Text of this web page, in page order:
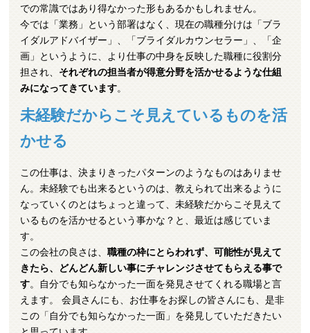
での常識ではあり得なかった形もあるかもしれません。
今では「業務」という部署はなく、現在の職種分けは「ブラ
イダルアドバイザー」、「ブライダルカウンセラー」、「企
画」というように、より仕事の中身を反映した職種に役割分
担され、 それぞれの担当者が得意分野を活かせるような仕組
みになってきています。
未経験だからこそ見えているものを活
かせる
この仕事は、決まりきったパターンのようなものはありませ
ん。未経験でも出来るというのは、教えられて出来るように
なっていくのとはちょっと違って、未経験だからこそ見えて
いるものを活かせるという事かな？と、最近は感じていま
す。
この会社の良さは、 職種の枠にとらわれず、可能性が見えて
きたら、どんどん新しい事にチャレンジさせてもらえる事で
す。自分でも知らなかった一面を発見させてくれる職場と言
えます。 会員さんにも、お仕事をお探しの皆さんにも、是非
この「自分でも知らなかった一面」を発見していただきたい